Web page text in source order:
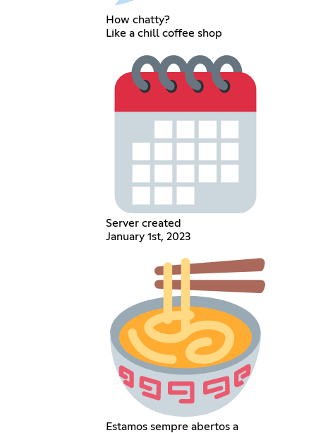
How chatty?
Like a chill coffee shop
Server created
January 1st, 2023
Estamos sempre abertos a